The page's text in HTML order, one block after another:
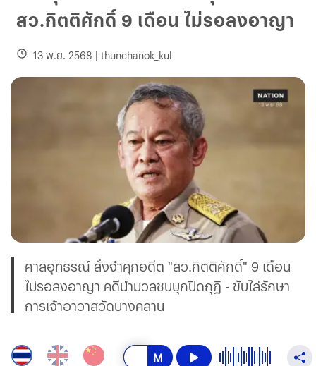
สว.กิตติศักดิ์ 9 เดือน ไม่รอลงอาญา
13 พ.ย. 2568 | thunchanok_kul
ศาลอุทธรณ์ สั่งจำคุกอดีต "สว.กิตติศักดิ์" 9 เดือน
ไม่รอลงอาญา คดีนำมวลชนบุกปิดกุฏิ - ขับไล่รักษา
การเจ้าอาวาสวัดบางคลาน